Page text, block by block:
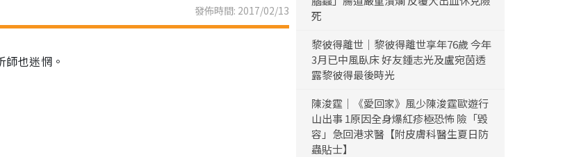
發佈時間: 2017/02/13
也迷惘。
死
黎彼得離世｜黎彼得離世享年76歲 今年
3月已中風臥床 好友鍾志光及盧宛茵透
露黎彼得最後時光
陳浚霆｜《愛回家》風少陳浚霆歐遊行
山出事 1原因全身爆紅疹極恐怖 險「毀
容」急回港求醫【附皮膚科醫生夏日防
蟲貼士】